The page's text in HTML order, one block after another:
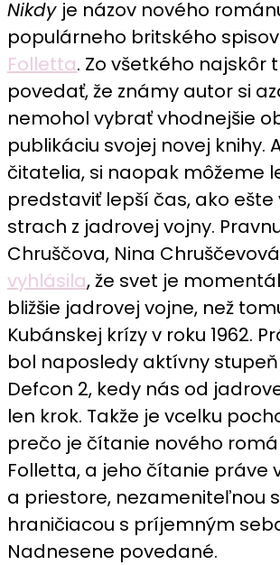
Nikdy
Román
o
jadrovej
vojne
je
mrazivo
Nikdy je názov nového
populárneho britského
Folletta. Zo všetkého najskôr
povedať, že známy autor si
nemohol vybrať vhodnejšie
publikáciu svojej novej knihy.
čitatelia, si naopak môžeme
predstaviť lepší čas, ako
strach z jadrovej vojny.
Chruščova, Nina
vyhlásila, že svet je
bližšie jadrovej vojne, než
Kubánskej krízy v roku 1962.
bol naposledy aktívny
Defcon 2, kedy nás od
len krok. Takže je vcelku
prečo je čítanie nového
Folletta, a jeho čítanie práve
a priestore, nezameniteľnou
hraničiacou s príjemným
Nadnesene povedané.